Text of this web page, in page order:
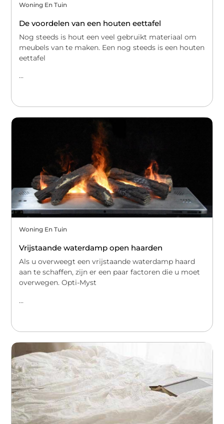
Woning En Tuin
De voordelen van een houten eettafel
Nog steeds is hout een veel gebruikt materiaal om
meubels van te maken. Een nog steeds is een houten
eettafel
...
Woning En Tuin
Vrijstaande waterdamp open haarden
Als u overweegt een vrijstaande waterdamp haard
aan te schaffen, zijn er een paar factoren die u moet
overwegen. Opti-Myst
...